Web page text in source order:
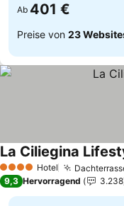
Ab 401 €
Preise von 23
4 Sterne Hotel
La Ciliegina
9,3 Hervorragend 3.238